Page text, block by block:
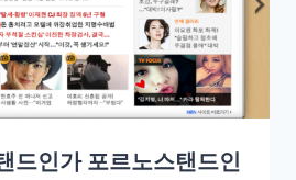
드인가 포르노스탠드인